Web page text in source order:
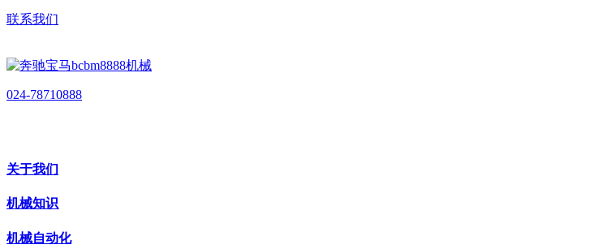
联系我们
024-78710888
关于我们
机械知识
机械自动化